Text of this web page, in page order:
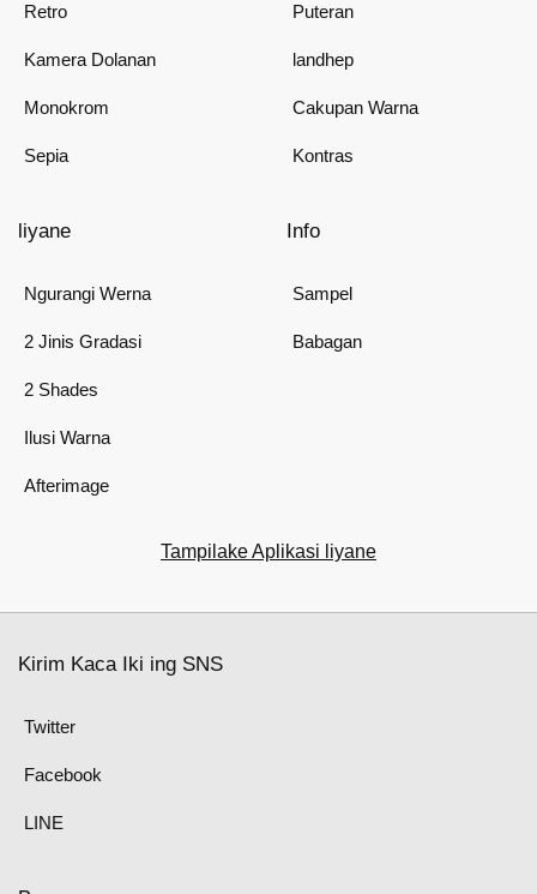
Retro
Kamera Dolanan
Monokrom
Sepia
Puteran
landhep
Cakupan Warna
Kontras
liyane
Ngurangi Werna
2 Jinis Gradasi
2 Shades
Ilusi Warna
Afterimage
Info
Sampel
Babagan
Tampilake Aplikasi liyane
Kirim Kaca Iki ing SNS
Twitter
Facebook
LINE